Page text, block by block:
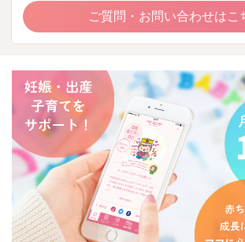
ご質問・お問い合わせはこ